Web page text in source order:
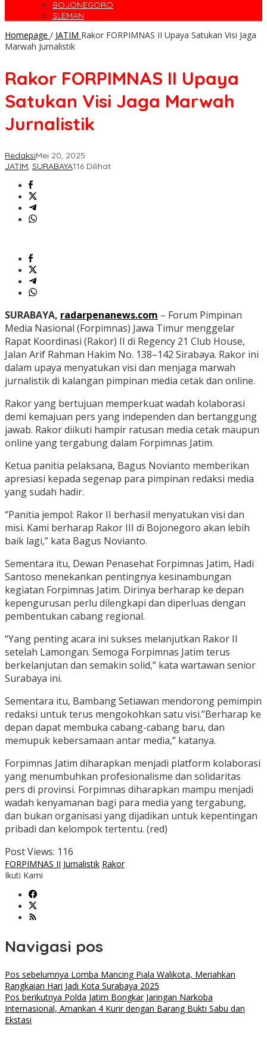
BOJONEGORO
SLEMAN
Homepage / JATIM Rakor FORPIMNAS II Upaya Satukan Visi Jaga
Marwah Jurnalistik
Rakor FORPIMNAS II Upaya
Satukan Visi Jaga Marwah
Jurnalistik
RedaksiMei 20, 2025
JATIM, SURABAYA116 Dilihat
SURABAYA, radarpenanews.com – Forum Pimpinan
Media Nasional (Forpimnas) Jawa Timur menggelar
Rapat Koordinasi (Rakor) II di Regency 21 Club House,
Jalan Arif Rahman Hakim No. 138–142 Sirabaya. Rakor ini
dalam upaya menyatukan visi dan menjaga marwah
jurnalistik di kalangan pimpinan media cetak dan online.
Rakor yang bertujuan memperkuat wadah kolaborasi
demi kemajuan pers yang independen dan bertanggung
jawab. Rakor diikuti hampir ratusan media cetak maupun
online yang tergabung dalam Forpimnas Jatim.
Ketua panitia pelaksana, Bagus Novianto memberikan
apresiasi kepada segenap para pimpinan redaksi media
yang sudah hadir.
“Panitia jempol: Rakor II berhasil menyatukan visi dan
misi. Kami berharap Rakor III di Bojonegoro akan lebih
baik lagi,” kata Bagus Novianto.
Sementara itu, Dewan Penasehat Forpimnas Jatim, Hadi
Santoso menekankan pentingnya kesinambungan
kegiatan Forpimnas Jatim. Dirinya berharap ke depan
kepengurusan perlu dilengkapi dan diperluas dengan
pembentukan cabang regional.
“Yang penting acara ini sukses melanjutkan Rakor II
setelah Lamongan. Semoga Forpimnas Jatim terus
berkelanjutan dan semakin solid,” kata wartawan senior
Surabaya ini.
Sementara itu, Bambang Setiawan mendorong pemimpin
redaksi untuk terus mengokohkan satu visi.”Berharap ke
depan dapat membuka cabang-cabang baru, dan
memupuk kebersamaan antar media,” katanya.
Forpimnas Jatim diharapkan menjadi platform kolaborasi
yang menumbuhkan profesionalisme dan solidaritas
pers di provinsi. Forpimnas diharapkan mampu menjadi
wadah kenyamanan bagi para media yang tergabung,
dan bukan organisasi yang dijadikan untuk kepentingan
pribadi dan kelompok tertentu. (red)
Post Views: 116
FORPIMNAS II Jurnalistik Rakor
Ikuti Kami
Navigasi pos
Pos sebelumnya Lomba Mancing Piala Walikota, Meriahkan
Rangkaian Hari Jadi Kota Surabaya 2025
Pos berikutnya Polda Jatim Bongkar Jaringan Narkoba
Internasional, Amankan 4 Kurir dengan Barang Bukti Sabu dan
Ekstasi